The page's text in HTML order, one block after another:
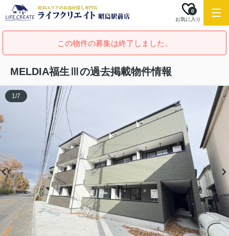
お気に入り
0
この物件の募集は終了しました。
MELDIA福生Ⅲの過去掲載物件情報
1/7